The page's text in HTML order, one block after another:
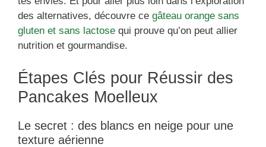
des alternatives, découvre ce gâteau orange sans
gluten et sans lactose qui prouve qu’on peut allier
nutrition et gourmandise.
Étapes Clés pour Réussir des
Pancakes Moelleux
Le secret : des blancs en neige pour une
texture aérienne